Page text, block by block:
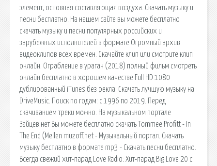
элемент, основная составляющая воздуха. Скачать музыку и
песни бесплатно. На нашем сайте вы можете бесплатно
скачать музыку и песни популярных российских и
зарубежных исполнителей в формате Огромный архив
видеоклипов всех времен. Скачайте клип или смотрите клип
онлайн. Ограбление в ураган (2018) полный фильм смотреть
онлайн бесплатно в хорошем качестве Full HD 1080
дублированный iTunes без рекла. Скачать лучшую музыку на
DriveMusic. Поиск по годам: с 1996 по 2019. Перед
скачиванием треки можно. На музыкальном портале
Зайцев.нет Вы можете бесплатно скачать Tommee Profitt - In
The End (Mellen muzoff.net - Музыкальный портал. Скачать
музыку бесплатно в формате mp3 - Скачать песни бесплатно.
Всегда свежий хит-парад Love Radio: Хит-парад Big Love 20 с